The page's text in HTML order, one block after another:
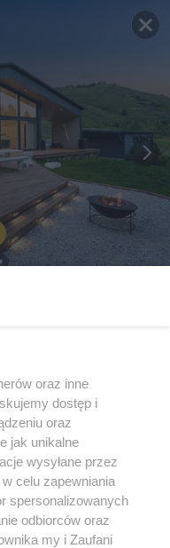
oraz inne
dostęp i
oraz
jak unikalne
wysyłane przez
celu zapewniania
spersonalizowanych
odbiorców oraz
my i Zaufani